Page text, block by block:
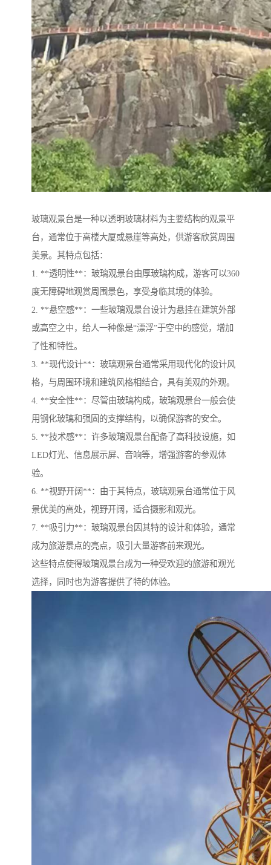
玻璃观景台是一种以透明玻璃材料为主要结构的观景平
台，通常位于高楼大厦或悬崖等高处，供游客欣赏周围
美景。其特点包括：
1. **透明性**：玻璃观景台由厚玻璃构成，游客可以360
度无障碍地观赏周围景色，享受身临其境的体验。
2. **悬空感**：一些玻璃观景台设计为悬挂在建筑外部
或高空之中，给人一种像是“漂浮”于空中的感觉，增加
了性和特性。
3. **现代设计**：玻璃观景台通常采用现代化的设计风
格，与周围环境和建筑风格相结合，具有美观的外观。
4. **安全性**：尽管由玻璃构成，玻璃观景台一般会使
用钢化玻璃和强固的支撑结构，以确保游客的安全。
5. **技术感**：许多玻璃观景台配备了高科技设施，如
LED灯光、信息展示屏、音响等，增强游客的参观体
验。
6. **视野开阔**：由于其特点，玻璃观景台通常位于风
景优美的高处，视野开阔，适合摄影和观光。
7. **吸引力**：玻璃观景台因其特的设计和体验，通常
成为旅游景点的亮点，吸引大量游客前来观光。
这些特点使得玻璃观景台成为一种受欢迎的旅游和观光
选择，同时也为游客提供了特的体验。